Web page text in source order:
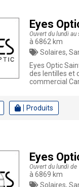
Eyes
Ouvert du lundi
à 6862 km
Solaires,
Eyes Optic
des lentilles et
commercial
Produits
Eyes
Ouvert du lundi
à 6869 km
Solaires,